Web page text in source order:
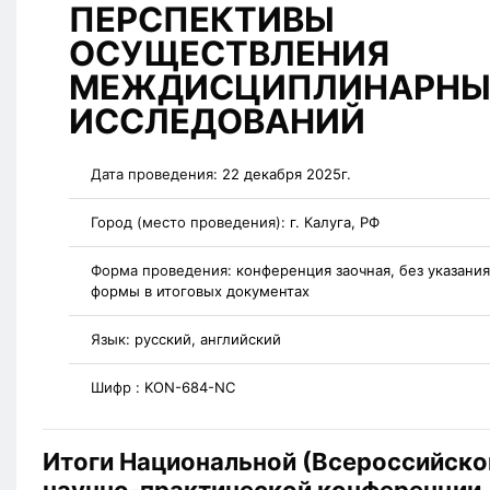
ПЕРСПЕКТИВЫ
ОСУЩЕСТВЛЕНИЯ
ИССЛЕДОВАНИЙ
Дата проведения: 22 декабря 2025г.
Город (место проведения): г. Калуга, РФ
Форма проведения: конференция заочная, без указания
формы в итоговых документах
Язык: русский, английский
Шифр : KON-684-NC
Итоги Национальной